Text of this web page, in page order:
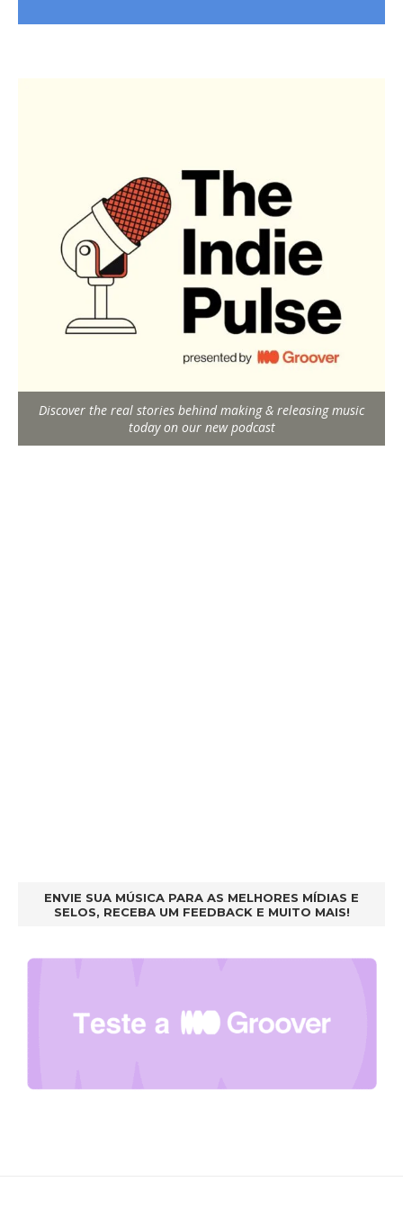
Discover the real stories behind making & releasing music
today on our new podcast
ENVIE SUA MÚSICA PARA AS MELHORES MÍDIAS E
SELOS, RECEBA UM FEEDBACK E MUITO MAIS!